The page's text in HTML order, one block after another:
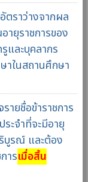
ตราว่างจากผล
ายุราชการของ
และบุคลากร
าในสถานศึกษา
ายชื่อข้าราชการ
ระจำที่จะมีอายุ
บูรณ์ และต้อง
ารเมื่อสิ้น